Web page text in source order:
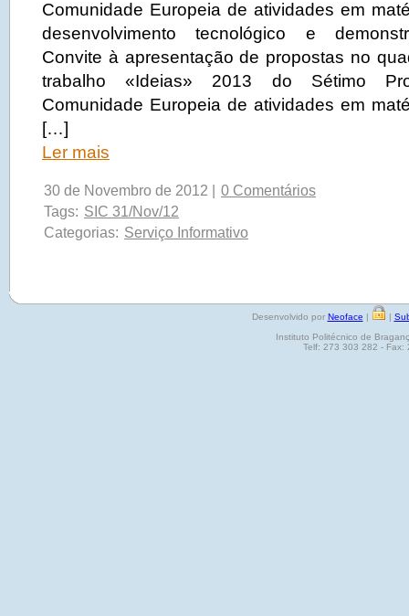
Comunidade Europeia de atividades em
desenvolvimento tecnológico e
Convite à apresentação de propostas no
trabalho «Ideias» 2013 do Sétimo
Comunidade Europeia de atividades em
[…]
Ler mais
30 de Novembro de 2012 |
0 Comentários
Tags: SIC 31/Nov/12
Categorias: Serviço Informativo
Desenvolvido por Neoface | |
Instituto Politécnico de
Telf: 273 303 282 - Fax: